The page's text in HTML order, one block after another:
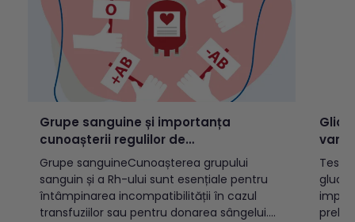
Grupe sanguine și importanța
cunoașterii regulilor de
incompatibilitate
Grupe sanguineCunoașterea grupului
sanguin și a Rh-ului sunt esențiale pentru
întâmpinarea incompatibilității în cazul
transfuziilor sau pentru donarea sângelui.